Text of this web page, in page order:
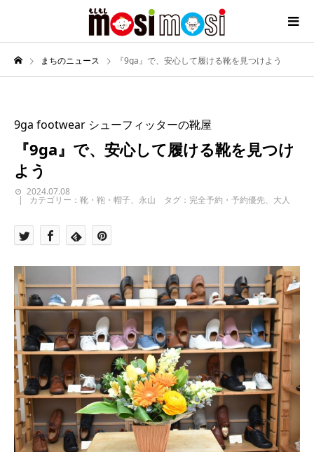
まちのニュース 『9ga』で、安心して履ける靴を見つけよう
9ga footwear シューフィッターの靴屋
『9ga』で、安心して履ける靴を見つけ
よう
2024.07.08
カテゴリー：靴・鞄・帽子、永山 タグ：完全予約・予約優先、大人